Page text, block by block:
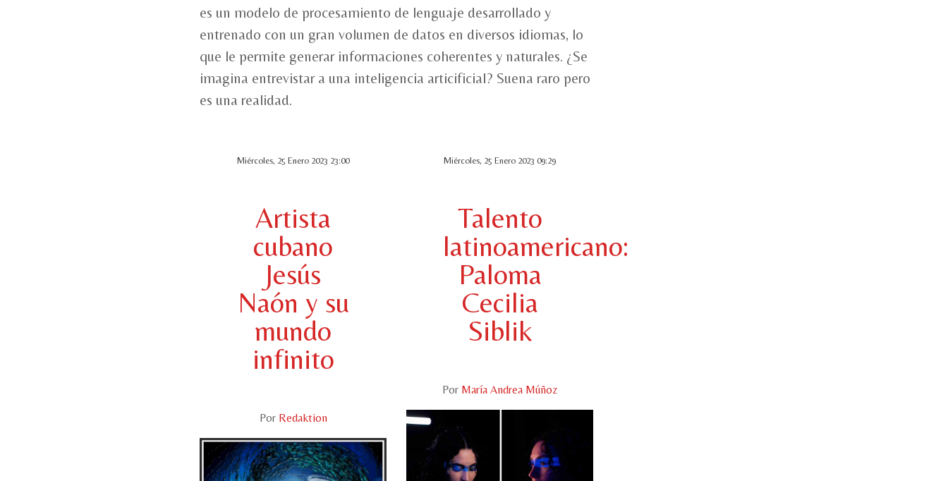
es un modelo de procesamiento de lenguaje desarrollado y
entrenado con un gran volumen de datos en diversos idiomas, lo
que le permite generar informaciones coherentes y naturales. ¿Se
imagina entrevistar a una inteligencia articificial? Suena raro pero
es una realidad.
Miércoles, 25 Enero 2023 23:00
Artista
cubano
Jesús
Naón y su
mundo
infinito
Por Redaktion
Miércoles, 25 Enero 2023 09:29
Talento
latinoamericano:
Paloma
Cecilia
Siblik
Por María Andrea Múñoz